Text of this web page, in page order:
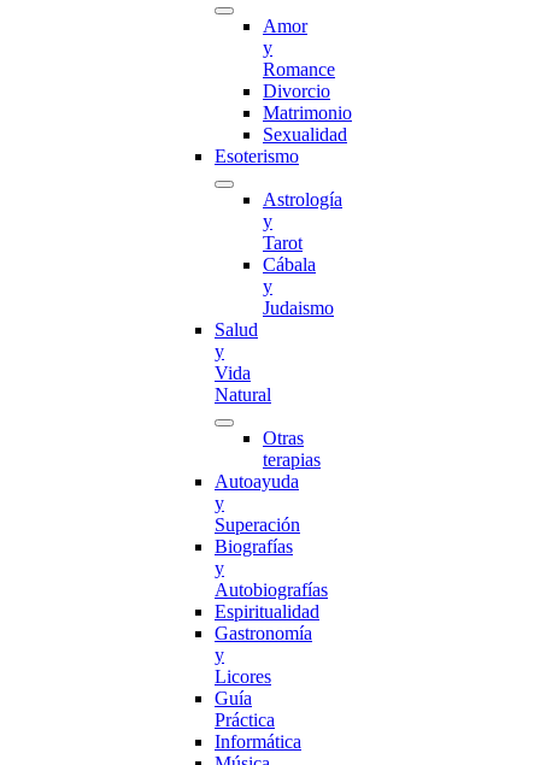
Amor
y
Romance
Divorcio
Matrimonio
Sexualidad
Esoterismo
Astrología
y
Tarot
Cábala
y
Judaismo
Salud
y
Vida
Natural
Otras
terapias
Autoayuda
y
Superación
Biografías
y
Autobiografías
Espiritualidad
Gastronomía
y
Licores
Guía
Práctica
Informática